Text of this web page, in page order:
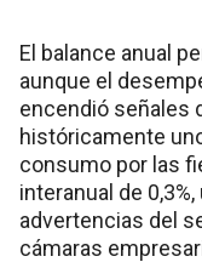
El balance anual
aunque el
encendió señales
históricamente
consumo por las
interanual de
advertencias del
cámaras